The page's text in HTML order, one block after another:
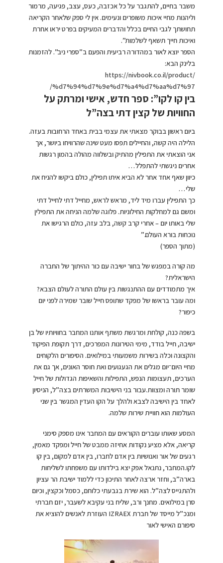
משבר בחיים, להתגבר על כל אכזבה, כעס, עצב, פגיעה, מרמור
וליהנות מחיי איכות משופרים ונעימים. אין לי ספק שלאחר הקריאה
תחושתך לגבי החיים בכלל והדברים המעיקים בפרט יראו אחרת
ואיכות חייך תשאף לשלמות”.
הספר יוצא לאור במהדורה רביעית והפעם ב”ספרי ניב”. להזמנות
בלינק הבא:
https://nivbook.co.il/product/
%d7%94%d7%9e%d7%a4%d7%aa%d7%97/
בין קו לקו”: ספר חדש, אישי ומרתק על
החוויות של קצין דתי בצה”ל
ביום ראשון בבוקר מצאתי את עצמי בבית באחד הרחובות בעזה.
הלילה היה קשה, והחיילים תפסו מעט שינה שהרוויחו ביושר, אך
אני הוצאתי את התפילין מהתיק ובשלווה מהולה בהמון רגשות
אחרים ניגשתי להתפלל…
כיוון שאף אחד אחר לא הביא איתו תפילין, כולם ביקשו להניח את
שלי…
כך התפילין עברו מיד ליד, מראש לראש, מחייל דתי לחייל דתי
ומשם גם למחלקות החילוניות. פלוגה שלמה הניחה את התפילין
שלי באותו יום – אחרי קרב קשה, בלב עזה, כולם הרגישו את
נוכחות בורא העולם.”
(מתוך הספר)
מה קורה במפגש של בחור ישיבה עם כור ההיתוך של החברה
הישראלית?
איך מתמודדים עם ההתנגשות בין עולם התורה לעולם הצבא?
ומה עובר בראשו של מפקד שתופס חייל שובר שמירה לפני יום
כיפור?
בשפה כנה, קולחת ומרגשת משתף אותנו המחבר בחוויותיו של בן
ישיבה, חייל בודד, מימי הטירונות המפרכים, דרך תקופת הפיקוד
והקצונה וכלה בשירות משמעותי במילואים. הסיפורים הלקוחים
מחיי היום־יום מגלים את הגעגועים ואת חוסר האונים, אך גם את
הערכים, תעצומות הנפש, התפילות והשאיפות הגדולות של חייל
שומר תורה ומצוות.עבור בני הישיבות המשרתים בצה”ל, הניסיון
לאחד בין הישיבה לצבא ולהלך על הקו העדין המגשר בין שני
העולמות הוא חוויית שירות שלמה.
המסע שאותו עוברים הקוראים עם המחבר אינו מספק סימני
קריאה, אלא מציע נקודות אחיזה ממבט של חייל ומפקד מאמין,
רגעים של אור ואנושיות בין אדם לחברו, בין אדם למקום, בין קו
לקו.המחבר, נתנאל אפק יצא בילדותו עם משפחתו לשליחות
בארה”ב, וחזר ארצה לאחר התיכון כדי ללמוד ישיבת הר עציון
ולהתגייס לצה”ל. הוא שירת בגבעתי כלוחם, כסמל וכקצין, וכיום
סרן במילואים. מחנך ורב, שליח בני עקיבא לשעבר, יזם חברתי
ומנכ”ל מייסד של חברת IZRAEX העוזרת לאנשים להוציא את
סיפורם האישי לאור